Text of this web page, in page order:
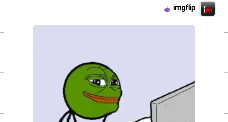
imgflip